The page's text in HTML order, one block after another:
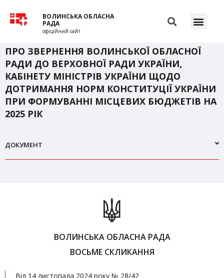
ВОЛИНСЬКА ОБЛАСНА
РАДА
офіційний сайт
ПРО ЗВЕРНЕННЯ ВОЛИНСЬКОЇ ОБЛАСНОЇ
РАДИ ДО ВЕРХОВНОЇ РАДИ УКРАЇНИ,
КАБІНЕТУ МІНІСТРІВ УКРАЇНИ ЩОДО
ДОТРИМАННЯ НОРМ КОНСТИТУЦІЇ УКРАЇНИ
ПРИ ФОРМУВАННІ МІСЦЕВИХ БЮДЖЕТІВ НА
2025 РІК
ДОКУМЕНТ
ВОЛИНСЬКА ОБЛАСНА РАДА
ВОСЬМЕ СКЛИКАННЯ
Від 14 листопада 2024 року № 28/42